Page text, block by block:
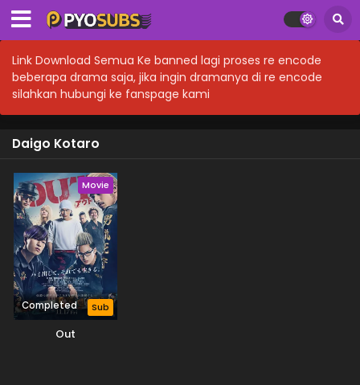
Link Download Semua Ke banned lagi proses re encode
beberapa drama saja, jika ingin dramanya di re encode
silahkan hubungi ke fanspage kami
Daigo Kotaro
Movie
Completed Sub
Out